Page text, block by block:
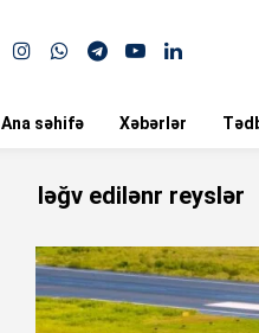
Ana səhifə Xəbərlər
ləğv edilənr reyslər